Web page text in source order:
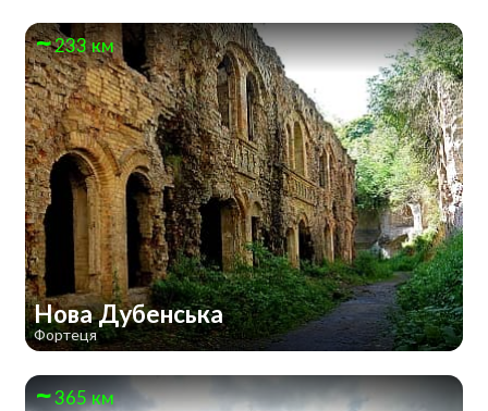
233 км
Нова Дубенська
Фортеця
365 км